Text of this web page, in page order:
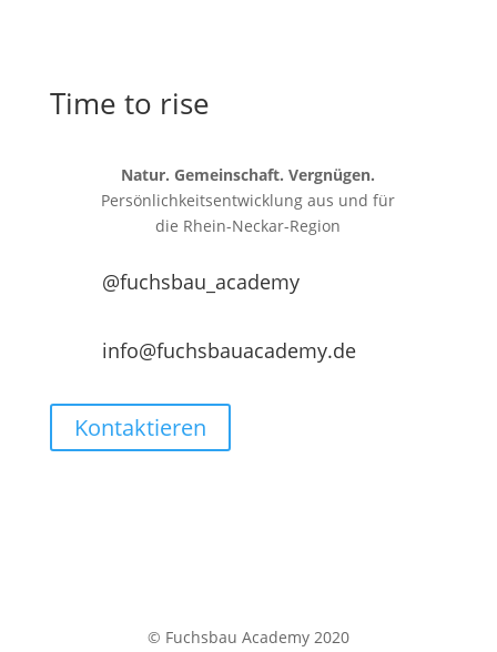
Time to rise
Natur. Gemeinschaft. Vergnügen.
Persönlichkeitsentwicklung aus und für
die Rhein-Neckar-Region
@fuchsbau_academy
info@fuchsbauacademy.de
Kontaktieren
© Fuchsbau Academy 2020